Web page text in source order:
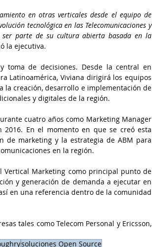
en otras verticales desde el equipo de
tecnológica en las Telecomunicaciones y
parte de su cultura abierta basada en la
la ejecutiva.
toma de decisiones. Desde la central en
Latinoamérica, Viviana dirigirá los equipos
la creación, desarrollo e implementación de
y digitales de la región.
cuatro años como Marketing Manager
2016. En el momento en que se creó esta
de marketing y la estrategia de ABM para
en la región.
Vertical Marketing como principal punto de
y generación de demanda a ejecutar en
en una referencia dentro de la comunidad
tales como Telecom Personal y Ericsson,
soluciones Open Source